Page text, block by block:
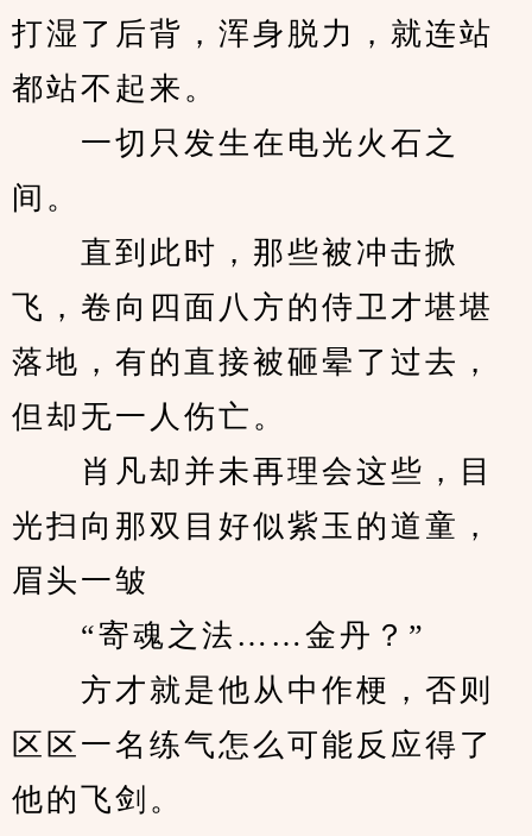
打湿了后背，浑身脱力，就连站
都站不起来。
一切只发生在电光火石之
间。
直到此时，那些被冲击掀
飞，卷向四面八方的侍卫才堪堪
落地，有的直接被砸晕了过去，
但却无一人伤亡。
肖凡却并未再理会这些，目
光扫向那双目好似紫玉的道童，
眉头一皱
“寄魂之法……金丹？”
方才就是他从中作梗，否则
区区一名练气怎么可能反应得了
他的飞剑。